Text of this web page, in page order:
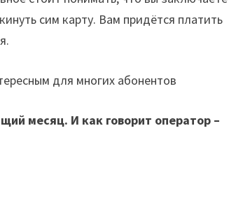
сим карту. Вам придётся платить
для многих абонентов
месяц. И как говорит оператор –